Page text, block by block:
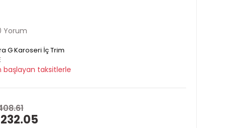
Yorum
G Karoseri İç Trim
başlayan taksitlerle